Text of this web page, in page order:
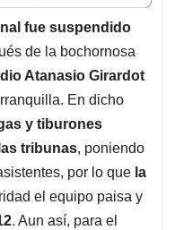
fue suspendido
de la bochornosa
Atanasio Girardot
En dicho
y tiburones
tribunas, poniendo
por lo que la
el equipo paisa y
. Aun así, para el